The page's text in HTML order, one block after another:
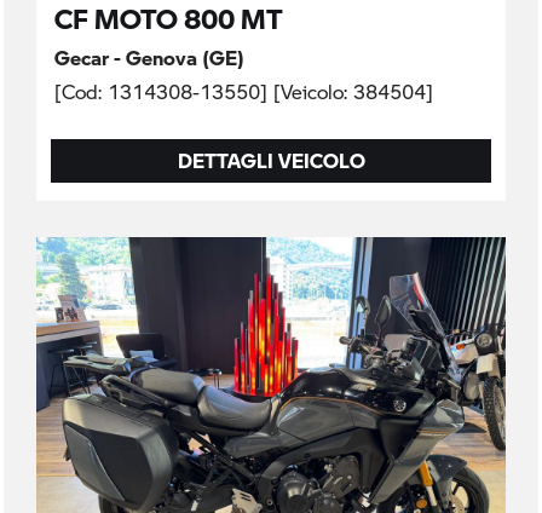
CF MOTO 800 MT
Gecar - Genova (GE)
[Cod: 1314308-13550] [Veicolo: 384504]
DETTAGLI VEICOLO